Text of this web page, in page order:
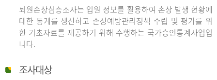
퇴원손상심층조사는 입원 정보를 활용하여 손상 발생 현황에
대한 통계를 생산하고 손상예방관리정책 수립 및 평가를 위
한 기초자료를 제공하기 위해 수행하는 국가승인통계사업입
니다.
조사대상